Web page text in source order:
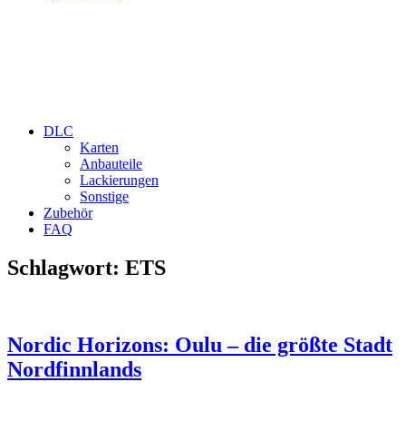
DLC
Karten
Anbauteile
Lackierungen
Sonstige
Zubehör
FAQ
Schlagwort: ETS
Nordic Horizons: Oulu – die größte Stadt
Nordfinnlands